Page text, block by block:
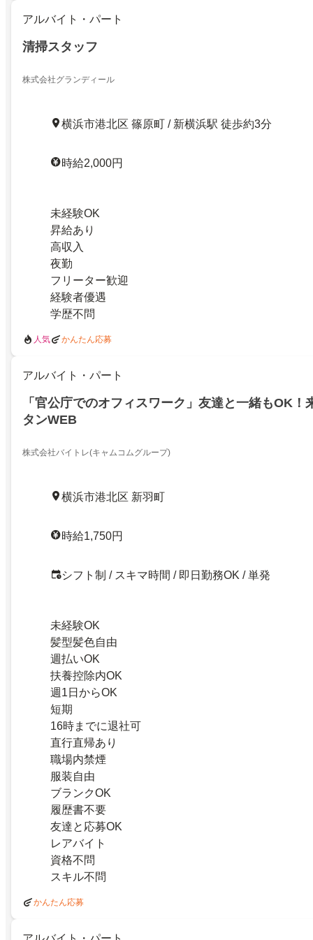
アルバイト・パート
清掃スタッフ
株式会社グランディール
横浜市港北区 篠原町 / 新横浜駅 徒歩約3分
時給2,000円
未経験OK
昇給あり
高収入
夜勤
フリーター歓迎
経験者優遇
学歴不問
人気 かんたん応募
アルバイト・パート
「官公庁でのオフィスワーク」友達と一緒もOK！
タンWEB
株式会社バイトレ(キャムコムグループ)
横浜市港北区 新羽町
時給1,750円
シフト制 / スキマ時間 / 即日勤務OK / 単発
未経験OK
髪型髪色自由
週払いOK
扶養控除内OK
週1日からOK
短期
16時までに退社可
直行直帰あり
職場内禁煙
服装自由
ブランクOK
履歴書不要
友達と応募OK
レアバイト
資格不問
スキル不問
かんたん応募